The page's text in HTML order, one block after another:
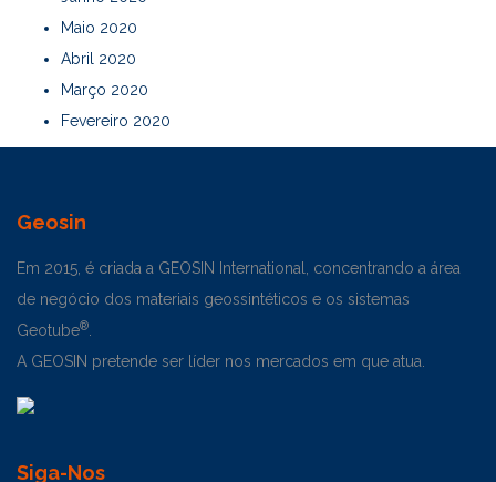
Maio 2020
Abril 2020
Março 2020
Fevereiro 2020
Geosin
Em 2015, é criada a GEOSIN International, concentrando a área
de negócio dos materiais geossintéticos e os sistemas
Geotube®.
A GEOSIN pretende ser líder nos mercados em que atua.
Siga-Nos